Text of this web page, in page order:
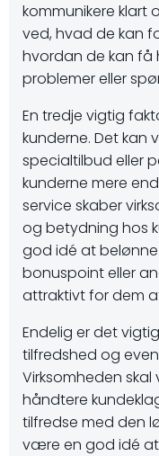
kommunikere klart
ved, hvad de kan
hvordan de kan
problemer eller
En tredje vigtig
kunderne. Det kan
specialtilbud eller
kunderne mere
service skaber
og betydning hos
god idé at
bonuspoint eller
attraktivt for dem
Endelig er det
tilfredshed og
Virksomheden
håndtere
tilfredse med den
være en god idé at